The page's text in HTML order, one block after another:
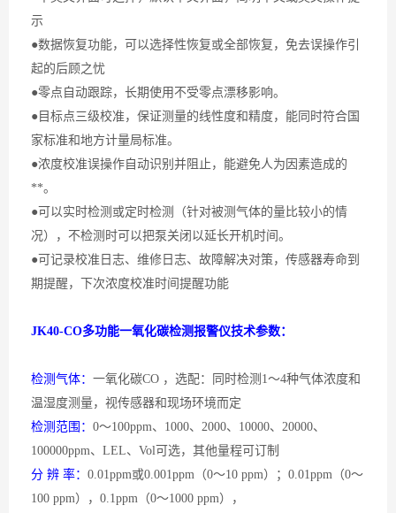
示
●数据恢复功能，可以选择性恢复或全部恢复，免去误操作引
起的后顾之忧
●零点自动跟踪，长期使用不受零点漂移影响。
●目标点三级校准，保证测量的线性度和精度，能同时符合国
家标准和地方计量局标准。
●浓度校准误操作自动识别并阻止，能避免人为因素造成的
**。
●可以实时检测或定时检测（针对被测气体的量比较小的情
况），不检测时可以把泵关闭以延长开机时间。
●可记录校准日志、维修日志、故障解决对策，传感器寿命到
期提醒，下次浓度校准时间提醒功能
JK40-CO多功能一氧化碳检测报警仪技术参数：
检测气体： 一氧化碳CO ，选配：同时检测1～4种气体浓度和
温湿度测量，视传感器和现场环境而定
检测范围： 0～100ppm、1000、2000、10000、20000、
100000ppm、LEL、Vol可选，其他量程可订制
分 辨 率： 0.01ppm或0.001ppm（0～10 ppm）；0.01ppm（0～
100 ppm），0.1ppm（0～1000 ppm），